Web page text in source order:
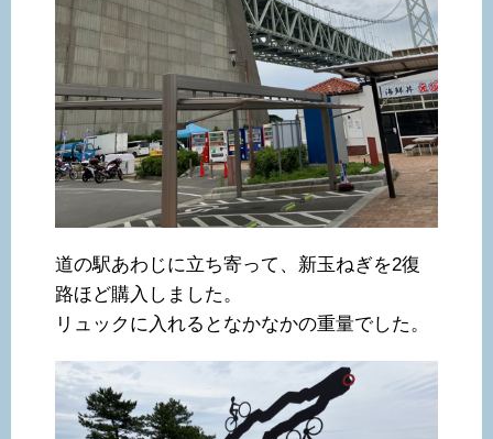
道の駅あわじに立ち寄って、新玉ねぎを2復
路ほど購入しました。
リュックに入れるとなかなかの重量でした。